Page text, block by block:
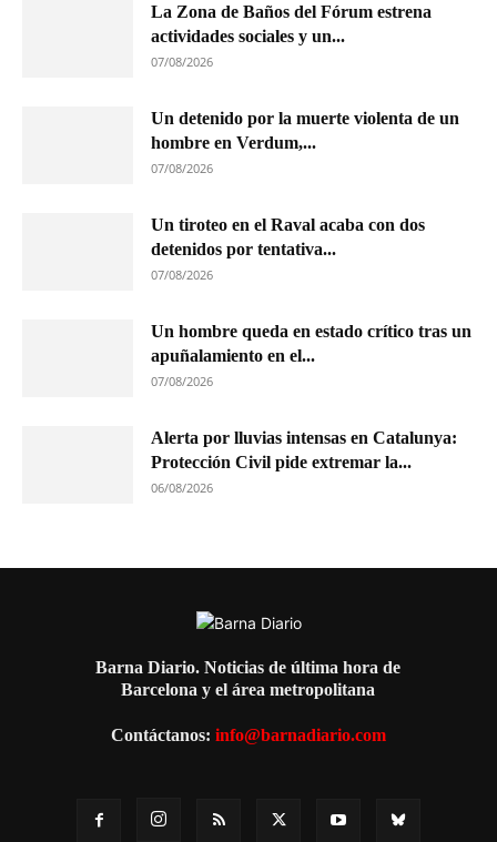
La Zona de Baños del Fórum estrena
actividades sociales y un...
07/08/2026
Un detenido por la muerte violenta de un
hombre en Verdum,...
07/08/2026
Un tiroteo en el Raval acaba con dos
detenidos por tentativa...
07/08/2026
Un hombre queda en estado crítico tras un
apuñalamiento en el...
07/08/2026
Alerta por lluvias intensas en Catalunya:
Protección Civil pide extremar la...
06/08/2026
Barna Diario. Noticias de última hora de
Barcelona y el área metropolitana
Contáctanos: info@barnadiario.com